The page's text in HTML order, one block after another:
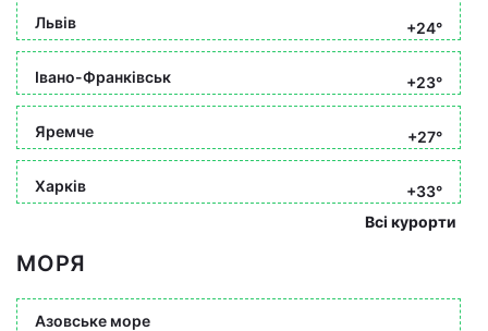
Львів +24°
Івано-Франківськ +23°
Яремче +27°
Харків
+33°
Всі курорти
МОРЯ
Азовське море